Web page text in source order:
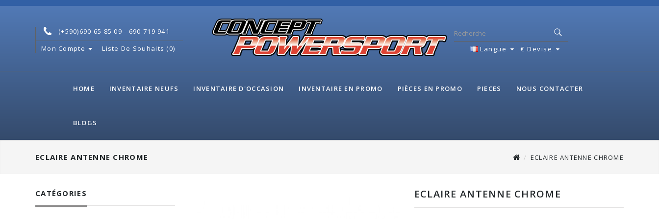
(+590)690 65 85 09 - 690 719 941
Mon Compte
Liste De Souhaits (0) Langue € Devise
HOME INVENTAIRE NEUFS INVENTAIRE D'OCCASION INVENTAIRE EN PROMO PIÈCES EN PROMO PIECES NOUS CONTACTER
BLOGS
ECLAIRE ANTENNE CHROME ECLAIRE ANTENNE CHROME
CATÉGORIES ECLAIRE ANTENNE CHROME